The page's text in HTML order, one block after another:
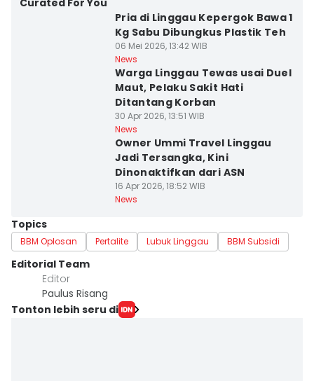
Curated For You
Pria di Linggau Kepergok Bawa 1
Kg Sabu Dibungkus Plastik Teh
06 Mei 2026, 13:42 WIB
News
Warga Linggau Tewas usai Duel
Maut, Pelaku Sakit Hati
Ditantang Korban
30 Apr 2026, 13:51 WIB
News
Owner Ummi Travel Linggau
Jadi Tersangka, Kini
Dinonaktifkan dari ASN
16 Apr 2026, 18:52 WIB
News
Topics
BBM Oplosan Pertalite Lubuk Linggau BBM Subsidi
Editorial Team
Editor
Paulus Risang
Tonton lebih seru di